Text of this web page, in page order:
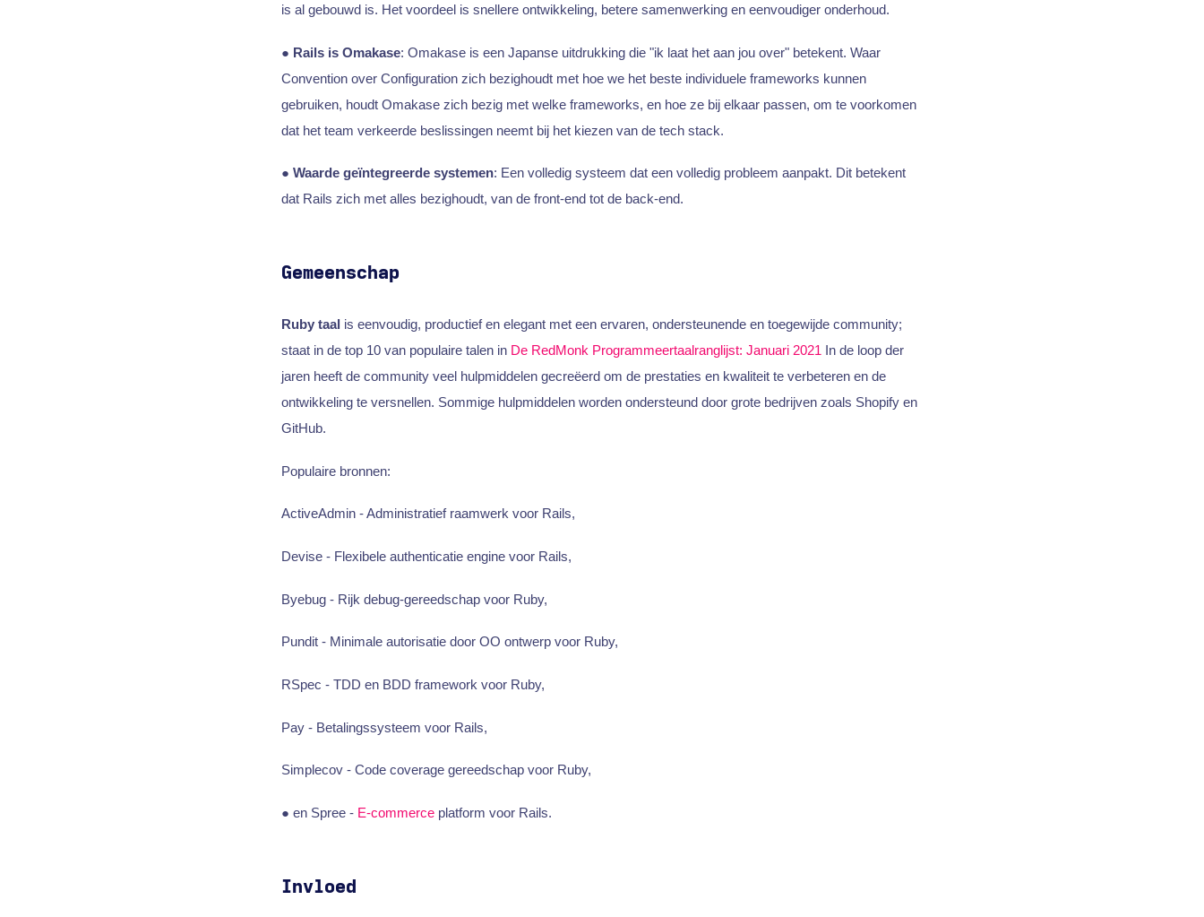
is al gebouwd is. Het voordeel is snellere ontwikkeling, betere samenwerking en eenvoudiger onderhoud.
● Rails is Omakase: Omakase is een Japanse uitdrukking die "ik laat het aan jou over" betekent. Waar
Convention over Configuration zich bezighoudt met hoe we het beste individuele frameworks kunnen
gebruiken, houdt Omakase zich bezig met welke frameworks, en hoe ze bij elkaar passen, om te voorkomen
dat het team verkeerde beslissingen neemt bij het kiezen van de tech stack.
● Waarde geïntegreerde systemen: Een volledig systeem dat een volledig probleem aanpakt. Dit betekent
dat Rails zich met alles bezighoudt, van de front-end tot de back-end.
Gemeenschap
Ruby taal is eenvoudig, productief en elegant met een ervaren, ondersteunende en toegewijde community;
staat in de top 10 van populaire talen in De RedMonk Programmeertaalranglijst: Januari 2021 In de loop der
jaren heeft de community veel hulpmiddelen gecreëerd om de prestaties en kwaliteit te verbeteren en de
ontwikkeling te versnellen. Sommige hulpmiddelen worden ondersteund door grote bedrijven zoals Shopify en
GitHub.
Populaire bronnen:
ActiveAdmin - Administratief raamwerk voor Rails,
Devise - Flexibele authenticatie engine voor Rails,
Byebug - Rijk debug-gereedschap voor Ruby,
Pundit - Minimale autorisatie door OO ontwerp voor Ruby,
RSpec - TDD en BDD framework voor Ruby,
Pay - Betalingssysteem voor Rails,
Simplecov - Code coverage gereedschap voor Ruby,
● en Spree - E-commerceplatform voor Rails.
Invloed